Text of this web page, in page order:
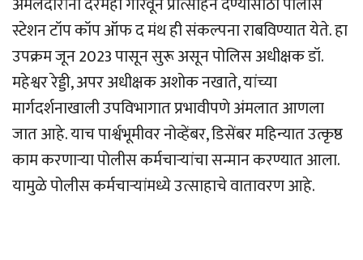
स्टेशन टॉप कॉप ऑफ द मंथ ही संकल्पना राबविण्यात येते. हा
उपक्रम जून 2023 पासून सुरू असून पोलिस अधीक्षक डॉ.
महेश्वर रेड्डी, अपर अधीक्षक अशोक नखाते, यांच्या
मार्गदर्शनाखाली उपविभागात प्रभावीपणे अंमलात आणला
जात आहे. याच पार्श्वभूमीवर नोव्हेंबर, डिसेंबर महिन्यात उत्कृष्ठ
काम करणार्‍या पोलीस कर्मचार्‍यांचा सन्मान करण्यात आला.
यामुळे पोलीस कर्मचार्‍यांमध्ये उत्साहाचे वातावरण आहे.